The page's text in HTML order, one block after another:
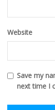
Website
Save my
next time I